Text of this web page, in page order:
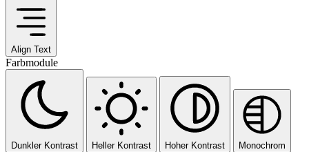
Align Text
Farbmodule
Dunkler Kontrast Heller Kontrast Hoher Kontrast Monochrom